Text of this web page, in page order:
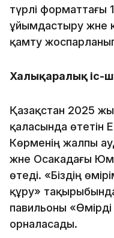
түрлі форматтағы
ұйымдастыру және
қамту
Халықаралық іс-
Қазақстан 2025
қаласында өтетін
Көрменің жалпы
және Осакадағы
өтеді. «Біздің
құру»
павильоны
орналасады.